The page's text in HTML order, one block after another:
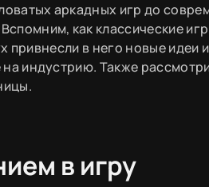
аркадных игр до
как классические
в него новые идеи
индустрию. Также
в игру